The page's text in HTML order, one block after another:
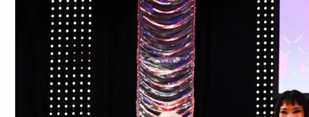
ĐA PHƯƠNG TIỆN
eMagazine
Podcast
Video Ảnh
Infographic